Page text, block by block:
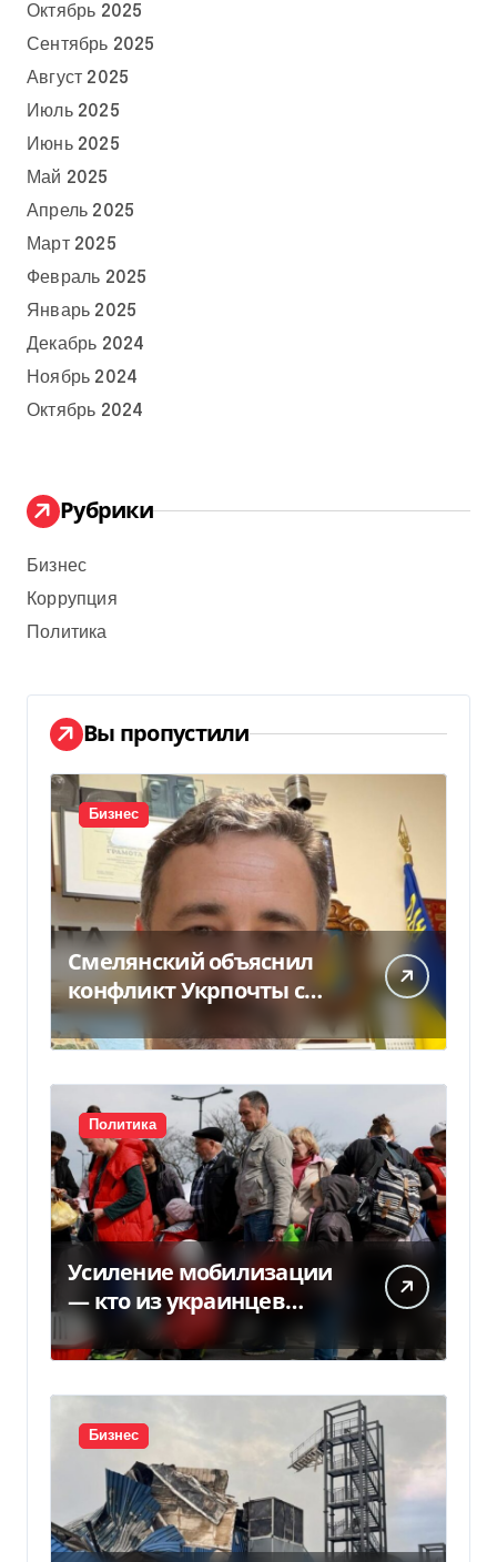
Октябрь 2025
Сентябрь 2025
Август 2025
Июль 2025
Июнь 2025
Май 2025
Апрель 2025
Март 2025
Февраль 2025
Январь 2025
Декабрь 2024
Ноябрь 2024
Октябрь 2024
Рубрики
Бизнес
Коррупция
Политика
Вы пропустили
Бизнес
Смелянский объяснил
конфликт Укрпочты с
НБУ из-за платежек
Политика
Усиление мобилизации
— кто из украинцев
потеряет право на
временную защиту в ЕС
Бизнес